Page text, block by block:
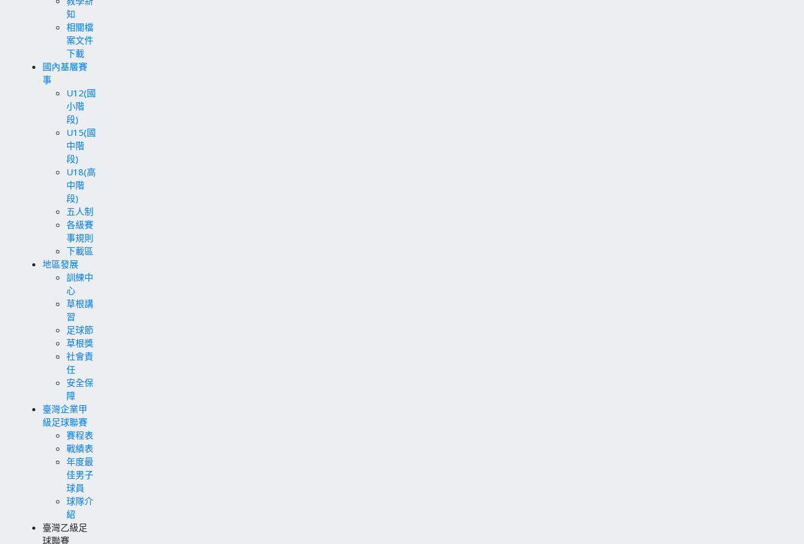
知
相關檔
案文件
下載
國內基層賽
事
U12(國
小階
段)
U15(國
中階
段)
U18(高
中階
段)
五人制
各級賽
事規則
下載區
地區發展
訓練中
心
草根講
習
足球節
草根獎
社會責
任
安全保
障
臺灣企業甲
級足球聯賽
賽程表
戰績表
年度最
佳男子
球員
球隊介
紹
臺灣乙級足
球聯賽